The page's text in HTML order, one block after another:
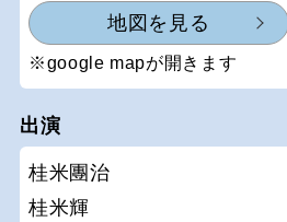
地図を見る
※google mapが開きます
出演
桂米團治
桂米輝